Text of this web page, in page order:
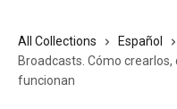
All Collections Español
Broadcasts. Cómo
funcionan